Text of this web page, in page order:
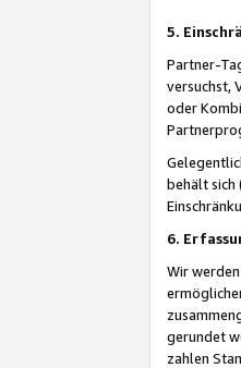
5.
Partner-
versuchst,
oder
behält sich
6.
Wir
gerundet
zahlen